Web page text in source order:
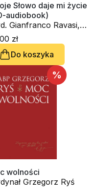
Słowo daje mi życie
audiobook)
Gianfranco Ravasi,
Grzegorz Ryś,
Cencini FdCC, ks.
Chrostowski,
Gargano
Danuta Piekarz,
Ivan Rupnik SJ
zł
Do koszyka
%
wolności
kardynał Grzegorz Ryś